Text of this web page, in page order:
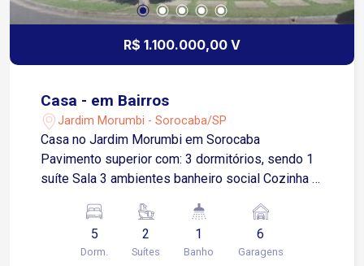
R$ 1.100.000,00 V
Casa - em Bairros
Jardim Morumbi - Sorocaba/SP
Casa no Jardim Morumbi em Sorocaba
Pavimento superior com: 3 dormitórios, sendo 1
suíte Sala 3 ambientes banheiro social Cozinha e
dormitórios, sendo 1 suíte lavabo Área de
churrasqueira banheiro externo Piscina Edícula
assobradada com: 2 dormitórios banheiro canil 6
5
Dorm.
2
Suítes
1
Banho
6
Garagens